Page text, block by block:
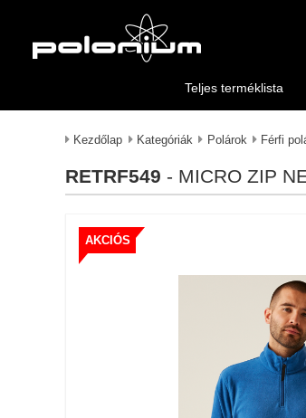
Teljes terméklista
Kezdőlap Kategóriák Polárok Férfi
RETRF549 - MICRO ZIP
AKCIÓS